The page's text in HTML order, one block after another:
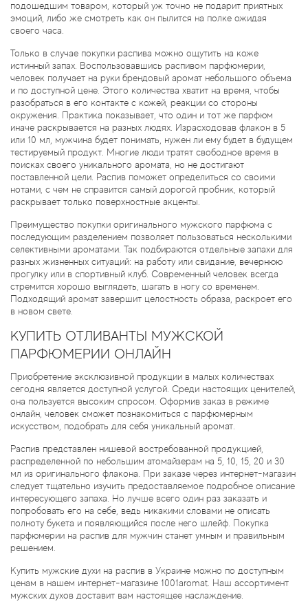
подошедшим товаром, который уж точно не подарит приятных
эмоций, либо же смотреть как он пылится на полке ожидая
своего часа.
Только в случае покупки распива можно ощутить на коже
истинный запах. Воспользовавшись распивом парфюмерии,
человек получает на руки брендовый аромат небольшого объема
и по доступной цене. Этого количества хватит на время, чтобы
разобраться в его контакте с кожей, реакции со стороны
окружения. Практика показывает, что один и тот же парфюм
иначе раскрывается на разных людях. Израсходовав флакон в 5
или 10 мл, мужчина будет понимать, нужен ли ему будет в будущем
тестируемый продукт. Многие люди тратят свободное время в
поисках своего уникального аромата, но не достигают
поставленной цели. Распив поможет определиться со своими
нотами, с чем не справится самый дорогой пробник, который
раскрывает только поверхностные акценты.
Преимущество покупки оригинального мужского парфюма с
последующим разделением позволяет пользоваться несколькими
селективными ароматами. Так подбираются отдельные запахи для
разных жизненных ситуаций: на работу или свидание, вечернюю
прогулку или в спортивный клуб. Современный человек всегда
стремится хорошо выглядеть, шагать в ногу со временем.
Подходящий аромат завершит целостность образа, раскроет его
в новом свете.
КУПИТЬ ОТЛИВАНТЫ МУЖСКОЙ
ПАРФЮМЕРИИ ОНЛАЙН
Приобретение эксклюзивной продукции в малых количествах
сегодня является доступной услугой. Среди настоящих ценителей,
она пользуется высоким спросом. Оформив заказ в режиме
онлайн, человек сможет познакомиться с парфюмерным
искусством, подобрать для себя уникальный аромат.
Распив представлен нишевой востребованной продукцией,
распределенной по небольшим атомайзерам на 5, 10, 15, 20 и 30
мл из оригинального флакона. При заказе через интернет-магазин
следует тщательно изучить предоставляемое подробное описание
интересующего запаха. Но лучше всего один раз заказать и
попробовать его на себе, ведь никакими словами не описать
полноту букета и появляющийся после него шлейф. Покупка
парфюмерии на распив для мужчин станет умным и правильным
решением.
Купить мужские духи на распив в Украине можно по доступным
ценам в нашем интернет-магазине 1001aromat. Наш ассортимент
мужских духов доставит вам настоящее наслаждение.